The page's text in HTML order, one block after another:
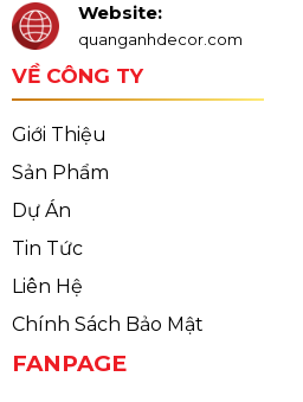
Website:
quanganhdecor.com
VỀ CÔNG TY
Giới Thiệu
Sản Phẩm
Dự Án
Tin Tức
Liên Hệ
Chính Sách Bảo Mật
FANPAGE